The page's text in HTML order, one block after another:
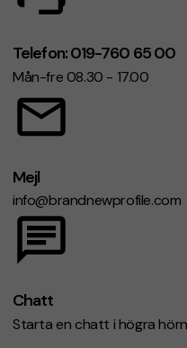
Telefon: 019-760 65 00
Mån-fre 08.30 - 17.00
Mejl
info@brandnewprofile.com
Chatt
Starta en chatt i högra